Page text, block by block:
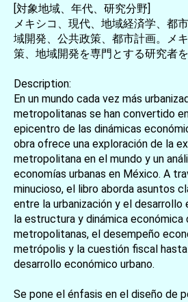
[対象地域、年代、研究分野]
メキシコ、現代、地域経済学、都
域開発、公共政策、都市計画。メ
策、地域開発を専門とする研究者
Description:
En un mundo cada vez más
metropolitanas se han convertido
epicentro de las dinámicas
obra ofrece una exploración de la
metropolitana en el mundo y un
economías urbanas en México. A
minucioso, el libro aborda asuntos
entre la urbanización y el desarrollo
la estructura y dinámica económica
metropolitanas, el desempeño
metrópolis y la cuestión fiscal
desarrollo económico urbano.
Se pone el énfasis en el diseño de